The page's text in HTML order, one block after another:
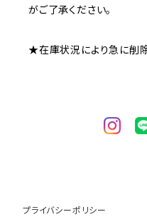
がご了承ください。
★在庫状況により急に削
プライバシーポリシー